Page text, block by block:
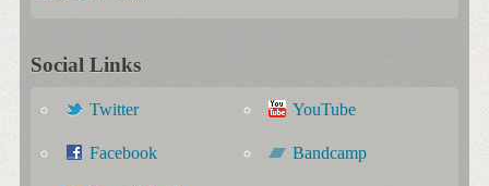
Social Links
Twitter YouTube
Facebook Bandcamp